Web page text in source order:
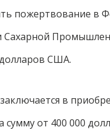
пожертвование в
Сахарной
США.
в
сумму от 400 000